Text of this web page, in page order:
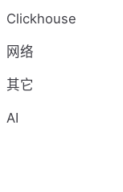
Clickhouse
网络
其它
AI